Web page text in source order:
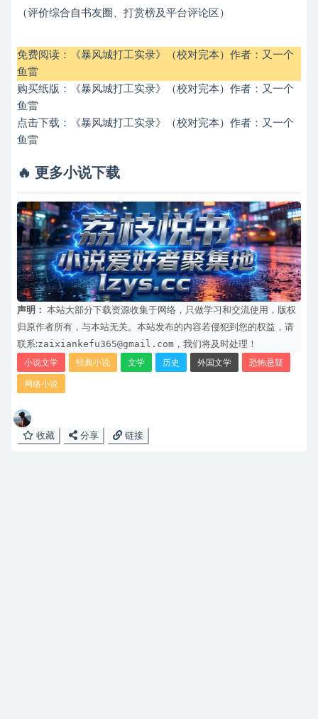
（评价综合自书友圈、打赏榜及平台评论区）
免费阅读：
《暴风城打工实录》（校对完本）作者：又一个
鱼雷
购买纸版：
《暴风城打工实录》（校对完本）作者：又一个
鱼雷
点击下载：
《暴风城打工实录》（校对完本）作者：又一个
鱼雷
🔥 更多小说下载
声明：
本站大部分下载资源收集于网络，只做学习和交流使用，版权
归原作者所有，与本站无关。本站发布的内容若侵犯到您的权益，请
联系:zaixiankefu365@gmail.com ，我们将及时处理！
小说文学 经典小说 文学 历史 外国文学 恐怖悬疑
网络小说
收藏 分享 链接